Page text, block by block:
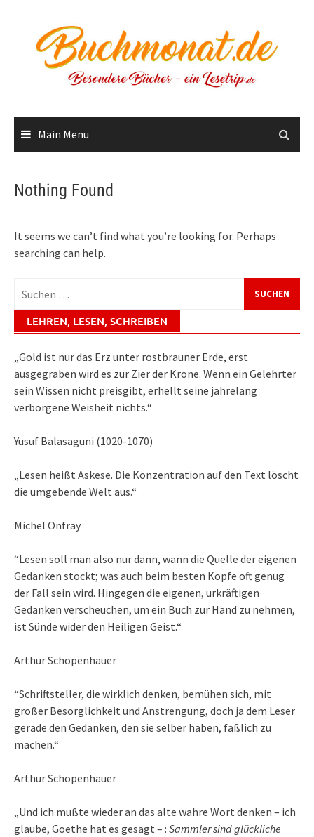
content
Main Menu
Nothing Found
It seems we can’t find what you’re looking for. Perhaps
searching can help.
nach:
LEHREN, LESEN, SCHREIBEN
„Gold ist nur das Erz unter rostbrauner Erde, erst
ausgegraben wird es zur Zier der Krone. Wenn ein Gelehrter
sein Wissen nicht preisgibt, erhellt seine jahrelang
verborgene Weisheit nichts.“
Yusuf Balasaguni (1020-1070)
„Lesen heißt Askese. Die Konzentration auf den Text löscht
die umgebende Welt aus.“
Michel Onfray
“Lesen soll man also nur dann, wann die Quelle der eigenen
Gedanken stockt; was auch beim besten Kopfe oft genug
der Fall sein wird. Hingegen die eigenen, urkräftigen
Gedanken verscheuchen, um ein Buch zur Hand zu nehmen,
ist Sünde wider den Heiligen Geist.“
Arthur Schopenhauer
“Schriftsteller, die wirklich denken, bemühen sich, mit
großer Besorglichkeit und Anstrengung, doch ja dem Leser
gerade den Gedanken, den sie selber haben, faßlich zu
machen.“
Arthur Schopenhauer
„Und ich mußte wieder an das alte wahre Wort denken – ich
glaube, Goethe hat es gesagt – : Sammler sind glückliche